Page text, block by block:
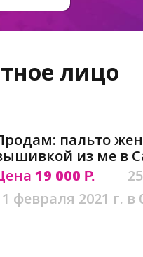
лицо
пальто
из ме в
19 000 Р.
февраля 2021 г. в